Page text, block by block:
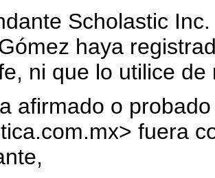
Scholastic
haya
ni que lo utilice de
afirmado o
fuera